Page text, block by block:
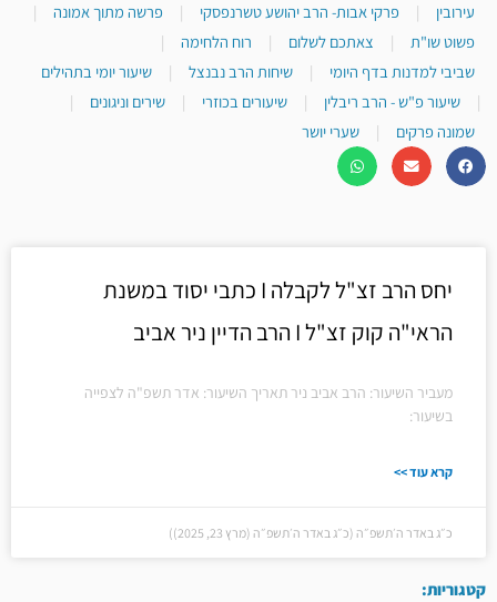
עירובין
| פרקי אבות- הרב יהושע טשרנפסקי | פרשה מתוך אמונה
|
פשוט שו"ת
| צאתכם לשלום | רוח הלחימה
|
שביבי למדנות בדף היומי
| שיחות הרב נבנצל |
שיעור יומי בתהילים
|
שיעור פ"ש - הרב ריבלין | שיעורים בכוזרי | שירים וניגונים
|
שמונה פרקים
| שערי יושר
יחס הרב זצ"ל לקבלה I כתבי יסוד במשנת
הראי"ה קוק זצ"ל I הרב הדיין ניר אביב
מעביר השיעור: הרב אביב ניר תאריך השיעור: אדר תשפ"ה לצפייה
בשיעור:
קרא עוד >>
כ״ג באדר ה׳תשפ״ה (כ״ג באדר ה׳תשפ״ה (מרץ 23, 2025))
קטגוריות: